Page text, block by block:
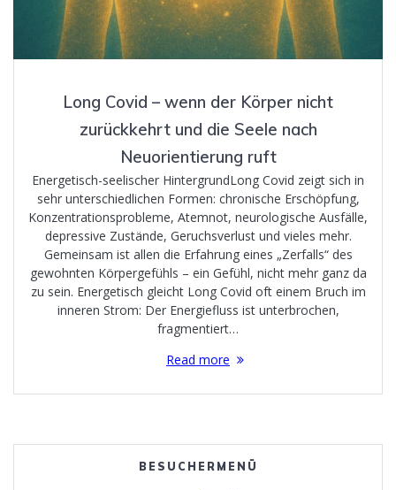
Long Covid – wenn der Körper nicht
zurückkehrt und die Seele nach
Neuorientierung ruft
Energetisch-seelischer HintergrundLong Covid zeigt sich in
sehr unterschiedlichen Formen: chronische Erschöpfung,
Konzentrationsprobleme, Atemnot, neurologische Ausfälle,
depressive Zustände, Geruchsverlust und vieles mehr.
Gemeinsam ist allen die Erfahrung eines „Zerfalls“ des
gewohnten Körpergefühls – ein Gefühl, nicht mehr ganz da
zu sein. Energetisch gleicht Long Covid oft einem Bruch im
inneren Strom: Der Energiefluss ist unterbrochen,
fragmentiert…
Read more
BESUCHERMENÜ